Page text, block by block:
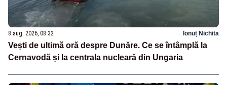
8 aug. 2026, 08:32 Ionuț Nichita
Vești de ultimă oră despre Dunăre. Ce se întâmplă la
Cernavodă și la centrala nucleară din Ungaria